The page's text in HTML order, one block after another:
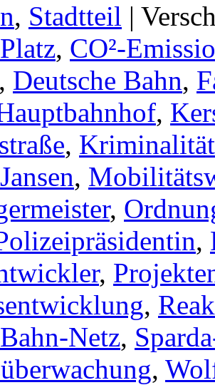
, Stadtteil |
, CO²-
, Deutsche Bahn,
,
,
,
,
,
,
,
Netz,
,